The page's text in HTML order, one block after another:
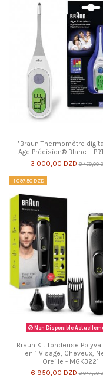
*Braun Thermomètre
Age Précision® Blanc –
3 000,00 DZD 3 450,00
-1 097,50 DZD
Non Disponible
Braun Kit Tondeuse
en 1 Visage, Cheveux,
Oreille - MGK3221
6 950,00 DZD 8 047,50